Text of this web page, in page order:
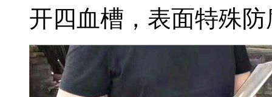
开四血槽，表面特殊